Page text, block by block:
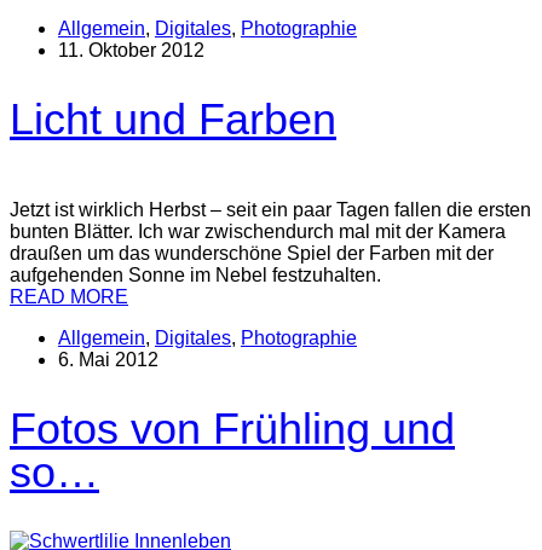
Allgemein, Digitales, Photographie
11. Oktober 2012
Licht und Farben
Jetzt ist wirklich Herbst – seit ein paar Tagen fallen die ersten
bunten Blätter. Ich war zwischendurch mal mit der Kamera
draußen um das wunderschöne Spiel der Farben mit der
aufgehenden Sonne im Nebel festzuhalten.
READ MORE
Allgemein, Digitales, Photographie
6. Mai 2012
Fotos von Frühling und
so…